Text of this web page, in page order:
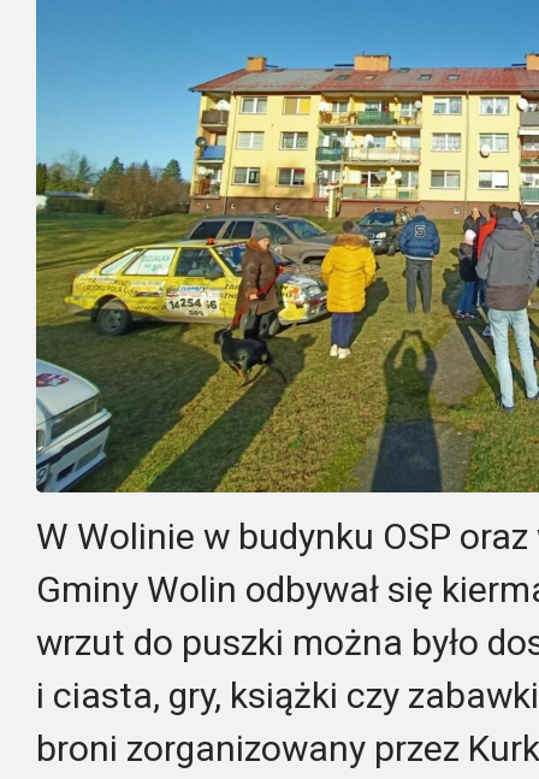
W Wolinie w budynku OSP
Gminy Wolin odbywał się
wrzut do puszki można było
i ciasta, gry, książki czy
broni zorganizowany przez